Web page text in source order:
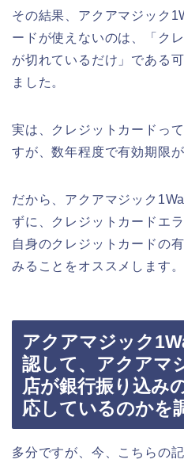
その結果、アクアマジック
ードが使えないのは、「ク
が切れているだけ」である
ました。
実は、クレジットカードっ
すが、数年程度で有効期限
だから、アクアマジック
ずに、クレジットカードエ
自身のクレジットカードの
みることをオススメします。
アクアマジック
認して、アクアマ
店が銀行振り込み
応しているのかを
多分ですが、今、こちらの